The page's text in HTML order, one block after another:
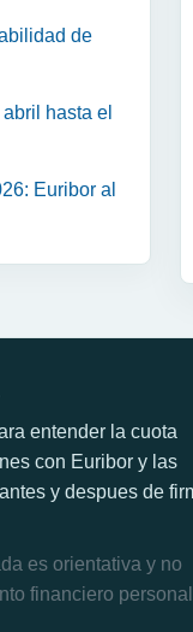
de
hasta el
Euribor al
entender la cuota
con Euribor y las
y despues de
es orientativa y no
financiero